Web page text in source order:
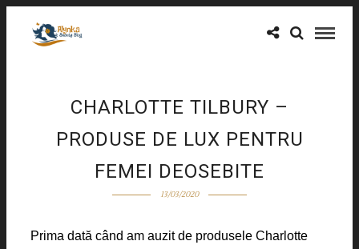
CHARLOTTE TILBURY –
PRODUSE DE LUX PENTRU
FEMEI DEOSEBITE
13/03/2020
Prima dată când am auzit de produsele Charlotte